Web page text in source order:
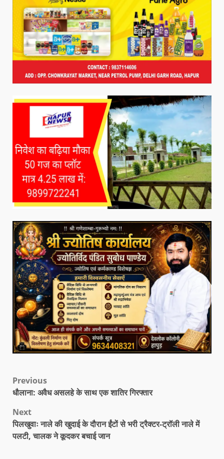
Previous
धौलाना: अवैध असलहे के साथ एक शातिर गिरफ्तार
Next
पिलखुवाः नाले की खुदाई के दौरान ईंटों से भरी ट्रैक्टर-ट्रॉली नाले में
पलटी, चालक ने कूदकर बचाई जान